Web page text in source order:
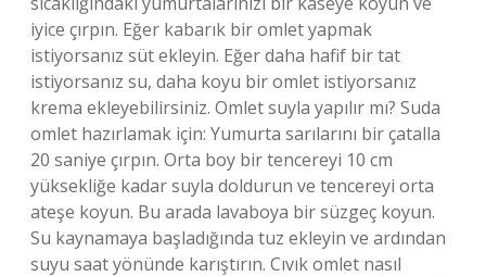
iyice çırpın. Eğer kabarık bir omlet yapmak
istiyorsanız süt ekleyin. Eğer daha hafif bir tat
istiyorsanız su, daha koyu bir omlet istiyorsanız
krema ekleyebilirsiniz. Omlet suyla yapılır mı? Suda
omlet hazırlamak için: Yumurta sarılarını bir çatalla
20 saniye çırpın. Orta boy bir tencereyi 10 cm
yüksekliğe kadar suyla doldurun ve tencereyi orta
ateşe koyun. Bu arada lavaboya bir süzgeç koyun.
Su kaynamaya başladığında tuz ekleyin ve ardından
suyu saat yönünde karıştırın. Cıvık omlet nasıl